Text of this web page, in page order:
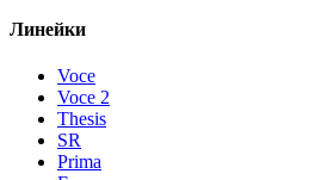
Линейки
Voce
Voce 2
Thesis
SR
Prima